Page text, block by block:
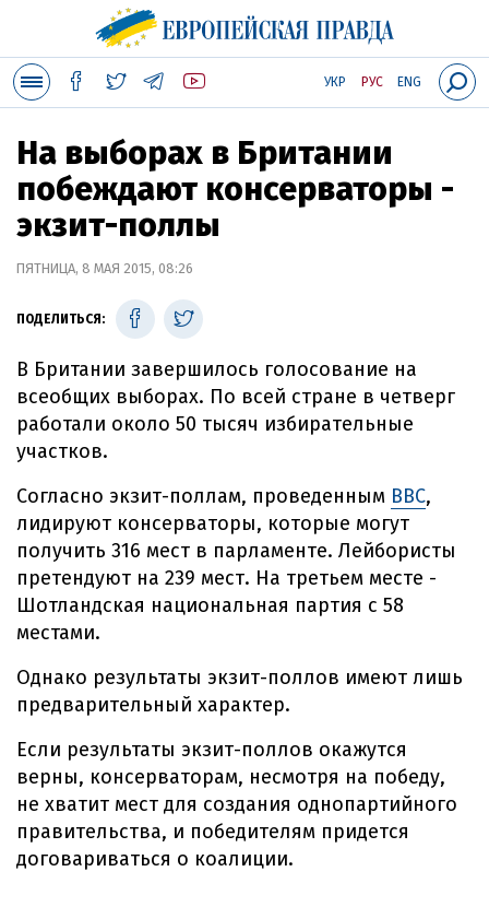
УКР РУС ENG
На выборах в Британии
побеждают консерваторы -
экзит-поллы
ПЯТНИЦА, 8 МАЯ 2015, 08:26
ПОДЕЛИТЬСЯ:
В Британии завершилось голосование на
всеобщих выборах. По всей стране в четверг
работали около 50 тысяч избирательные
участков.
Согласно экзит-поллам, проведенным ВВС,
лидируют консерваторы, которые могут
получить 316 мест в парламенте. Лейбористы
претендуют на 239 мест. На третьем месте -
Шотландская национальная партия с 58
местами.
Однако результаты экзит-поллов имеют лишь
предварительный характер.
Если результаты экзит-поллов окажутся
верны, консерваторам, несмотря на победу,
не хватит мест для создания однопартийного
правительства, и победителям придется
договариваться о коалиции.